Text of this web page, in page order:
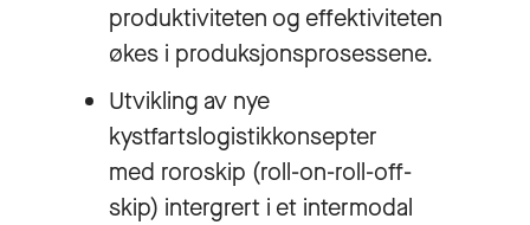
produktiviteten og effektiviteten
økes i produksjonsprosessene.
Utvikling av nye
kystfartslogistikkonsepter
med roroskip (roll-on-roll-off-
skip) intergrert i et intermodal